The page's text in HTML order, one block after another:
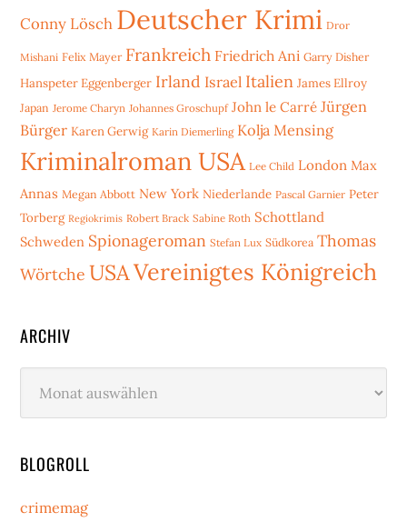
Conny Lösch Deutscher Krimi Dror
Mishani Felix Mayer Frankreich Friedrich Ani Garry Disher
Hanspeter Eggenberger Irland Israel Italien James Ellroy
Japan Jerome Charyn Johannes Groschupf John le Carré Jürgen
Bürger Karen Gerwig Karin Diemerling Kolja Mensing
Kriminalroman USA Lee Child London Max
Annas Megan Abbott New York Niederlande Pascal Garnier Peter
Torberg Regiokrimis Robert Brack Sabine Roth Schottland
Schweden Spionageroman Stefan Lux Südkorea Thomas
Wörtche USAVereinigtes Königreich
ARCHIV
BLOGROLL
crimemag